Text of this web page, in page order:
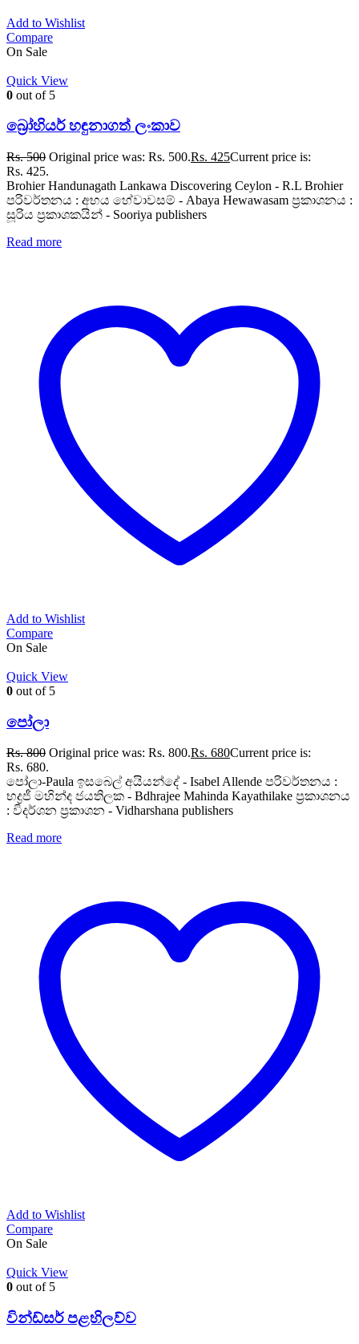
Add to Wishlist
Compare
On Sale
Quick View
0 out of 5
බ්‍රෝහියර් හඳුනාගත් ලංකාව
Rs.500 Original price was: Rs. 500.Rs. 425Current price is:
Rs. 425.
Brohier Handunagath Lankawa Discovering Ceylon - R.L Brohier
පරිවර්තනය : අභය හේවාවසම් - Abaya Hewawasam ප්‍රකාශනය :
සූරිය ප්‍රකාශකයින් - Sooriya publishers
Read more
Add to Wishlist
Compare
On Sale
Quick View
0 out of 5
පෝලා
Rs.800 Original price was: Rs. 800.Rs. 680Current price is:
Rs. 680.
පෝලා-Paula ඉසබෙල් අයියන්දේ - Isabel Allende පරිවර්තනය :
භද්‍රජී මහින්ද ජයතිලක - Bdhrajee Mahinda Kayathilake ප්‍රකාශනය
: විදර්ශන ප්‍රකාශන - Vidharshana publishers
Read more
Add to Wishlist
Compare
On Sale
Quick View
0 out of 5
වින්ඩ්සර් පළහිලව්ව